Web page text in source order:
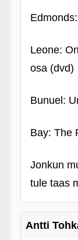
Leone:
osa (dvd)
Bunuel:
Bay: The
Jonkun
tule taas
Antti